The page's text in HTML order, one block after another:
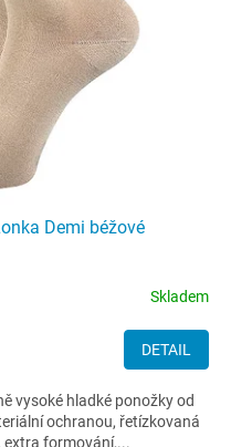
Demi béžové
Skladem
DETAIL
vysoké hladké ponožky od
ochranou, řetízkovaná
extra formování,...